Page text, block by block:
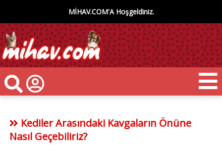
MİHAV.COM'A Hoşgeldiniz.
Kediler Arasındaki Kavgaların Önüne
Nasıl Geçebiliriz?